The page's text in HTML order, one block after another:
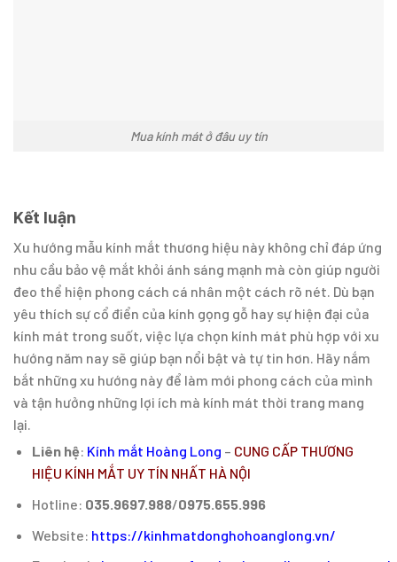
Mua kính mát ở đâu uy tín
Kết luận
Xu hướng mẫu kính mắt thương hiệu này không chỉ đáp ứng
nhu cầu bảo vệ mắt khỏi ánh sáng mạnh mà còn giúp người
đeo thể hiện phong cách cá nhân một cách rõ nét. Dù bạn
yêu thích sự cổ điển của kính gọng gỗ hay sự hiện đại của
kính mát trong suốt, việc lựa chọn kính mát phù hợp với xu
hướng năm nay sẽ giúp bạn nổi bật và tự tin hơn. Hãy nắm
bắt những xu hướng này để làm mới phong cách của mình
và tận hưởng những lợi ích mà kính mát thời trang mang
lại.
Liên hệ: Kính mắt Hoàng Long – CUNG CẤP THƯƠNG
HIỆU KÍNH MẮT UY TÍN NHẤT HÀ NỘI
Hotline: 035.9697.988/0975.655.996
Website: https://kinhmatdonghohoanglong.vn/